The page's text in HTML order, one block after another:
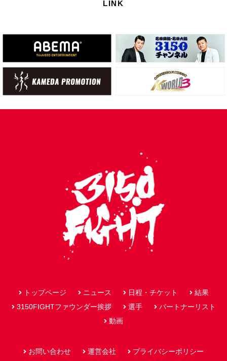
LINK
トップページ ニュース 日程・チケット
結果
3150FIGHTファウンダー挨拶
選手
パートナーリスト
動画
お問い合わせ 運営会社 プライバシーポリシー